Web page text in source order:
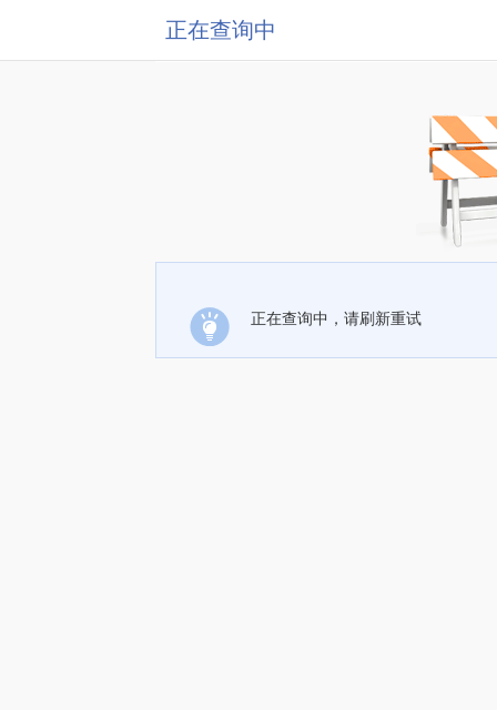
正在查询中
正在查询中，请刷新重试